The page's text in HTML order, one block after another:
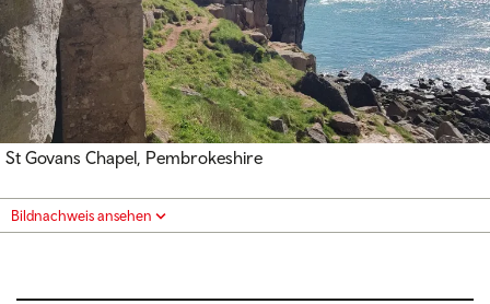
St Govans Chapel, Pembrokeshire
Bildnachweis ansehen